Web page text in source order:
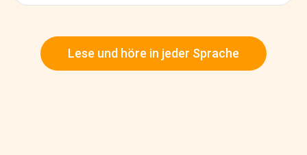
Lese und höre in jeder Sprache